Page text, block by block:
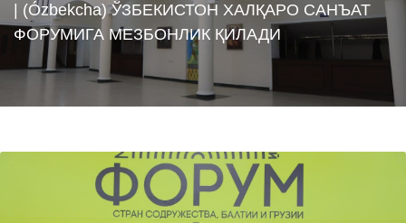
| (Ózbekcha) ЎЗБЕКИСТОН ХАЛҚАРО САНЪАТ
ФОРУМИГА МЕЗБОНЛИК ҚИЛАДИ